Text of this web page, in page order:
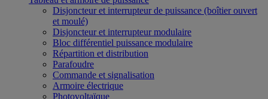
Disjoncteur et interrupteur de puissance (boîtier ouvert
et moulé)
Disjoncteur et interrupteur modulaire
Bloc différentiel puissance modulaire
Répartition et distribution
Parafoudre
Commande et signalisation
Armoire électrique
Photovoltaïque